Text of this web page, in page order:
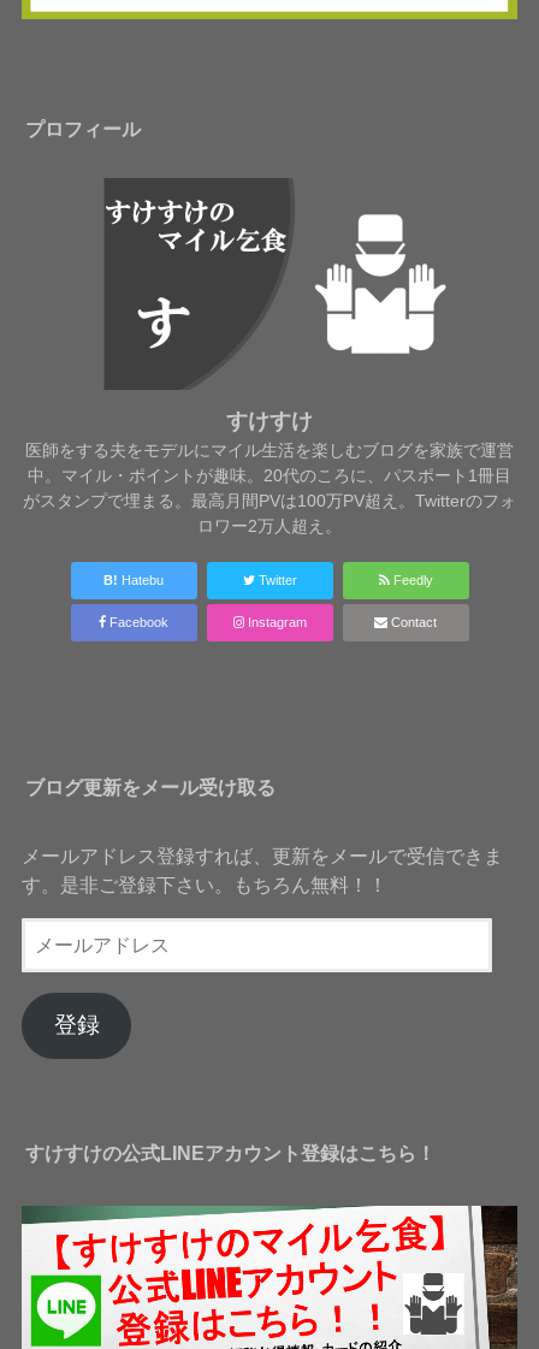
プロフィール
すけすけ
医師をする夫をモデルにマイル生活を楽しむブログを家族で運営
中。マイル・ポイントが趣味。20代のころに、パスポート1冊目
がスタンプで埋まる。最高月間PVは100万PV超え。Twitterのフォ
ロワー2万人超え。
B! Hatebu Twitter Feedly
Facebook Instagram Contact
ブログ更新をメール受け取る
メールアドレス登録すれば、更新をメールで受信できま
す。是非ご登録下さい。もちろん無料！！
ア
ド
登録
すけすけの公式LINEアカウント登録はこちら！